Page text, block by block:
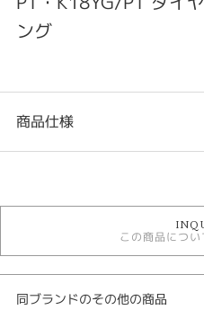
ング
商品仕様
2022年7月MHW Antique style line
MHW ＞ アンティークスタイルライン
石種
この商品につ
同ブランドのその他の商品